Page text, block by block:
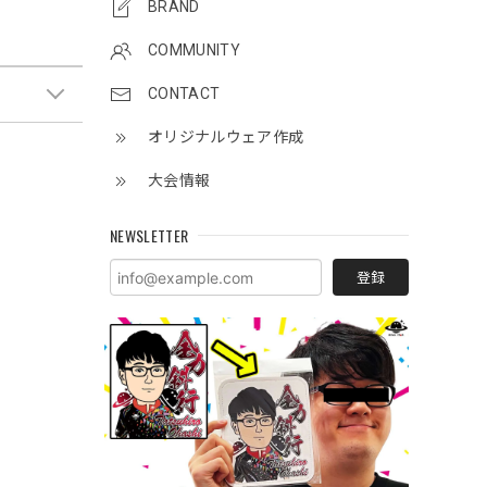
BRAND
COMMUNITY
CONTACT
オリジナルウェア作成
大会情報
NEWSLETTER
登録